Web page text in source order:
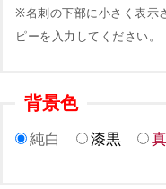
※名刺の下部に小さく表示
ピーを入力してください。
背景色
純白 漆黒